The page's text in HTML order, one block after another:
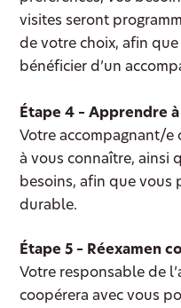
visites seront
de votre choix, afin
bénéficier d’un
Étape 4 – Apprendre
Votre accompagnant/e
à vous connaître, ainsi
besoins, afin que vous
durable.
Étape 5 – Réexamen
Votre responsable de
coopérera avec vous